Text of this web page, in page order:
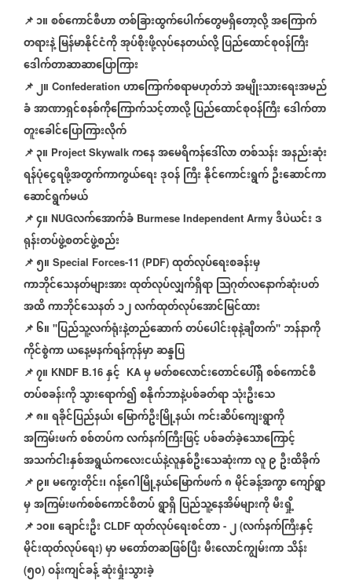
📌 ၁။စစ်ကောင်စီဟာတစ်ခြားထွက်ပေါက်တွေမရှိတော့လို့အကြောက်
တရားနဲ့မြန်မာနိုင်ငံကိုအုပ်စိုးဖို့လုပ်နေတယ်လို့ပြည်ထောင်စုဝန်ကြီး
ဒေါက်တာဆာဆာပြောကြား
📌၂။ Confederation ဟာကြောက်စရာမဟုတ်ဘဲအမျိုးသားရေးအမည်
ခံအာဏာရှင်စနစ်ကိုကြောက်သင့်တာလို့ပြည်ထောင်စုဝန်ကြီးဒေါက်တာ
တူးခေါင်ပြောကြားလိုက်
📌၃။ Project Skywalk ကနေအမေရိကန်ဒေါ်လာတစ်သန်းအနည်းဆုံး
ရန်ပုံငွေရဖို့အတွက်ကာကွယ်ရေးဒုဝန်ကြီးနိုင်ကောင်းရွက်ဦးဆောင်ကာ
ဆောင်ရွက်မယ်
📌၄။ NUGလက်အောက်ခံ Burmese Independent Army ဒီပဲယင်းဒ
ရုန်းတပ်ဖွဲ့စတင်ဖွဲ့စည်း
📌၅။ Special Forces-11 (PDF) ထုတ်လုပ်ရေးစခန်းမှ
ကာဘိုင်သေနတ်များအားထုတ်လုပ်လျှက်ရှိရာသြဂုတ်လနောက်ဆုံးပတ်
အထိကာဘိုင်သေနတ်၁၂လက်ထုတ်လုပ်အောင်မြင်ထား
📌၆။ ''ပြည်သူ့လက်ရုံးနဲ့တည်ဆောက်တပ်ပေါင်းစုနဲ့ချီတက်'' ဘန်နာကို
ကိုင်စွဲကာယနေ့မနက်ရန်ကုန်မှာဆန္ဒပြ
📌၇။ KNDF B.16 နှင့် KA မှမတ်စလောင်းတောင်ပေါ်ရှိစစ်ကောင်စီ
တပ်စခန်းကိုသွားရောက်၍စနိုက်ဘာနဲ့ပစ်ခတ်ရာသုံးဦးသေ
📌၈။ရခိုင်ပြည်နယ်၊မြောက်ဦးမြို့နယ်၊ကင်းဆိပ်ကျေးရွာကို
အကြမ်းဖက်စစ်တပ်ကလက်နက်ကြီးဖြင့်ပစ်ခတ်ခဲ့သောကြောင့်
အသက်ငါးနှစ်အရွယ်ကလေးငယ်နဲ့လူနှစ်ဦးသေဆုံးကာလူ၉ ဦးထိခိုက်
📌၉။မကွေးတိုင်း၊ဂန့်ဂေါမြို့နယ်မြောက်ဖက်၈မိုင်ခန့်အကွာကျော်ရွာ
မှအကြမ်းဖက်စစ်ကောင်စီတပ်ရွာရှိ ပြည်သူ့နေအိမ်များကိုမီးရှို့
📌၁၀။ချောင်းဦး CLDF ထုတ်လုပ်ရေးစင်တာ - ၂ (လက်နက်ကြီးနှင့်
မိုင်းထုတ်လုပ်ရေး) မှာမတော်တဆဖြစ်ပြီးမီးလောင်ကျွမ်းကာသိန်း
(၅၀) ဝန်းကျင်ခန့်ဆုံးရှုံးသွားခဲ့